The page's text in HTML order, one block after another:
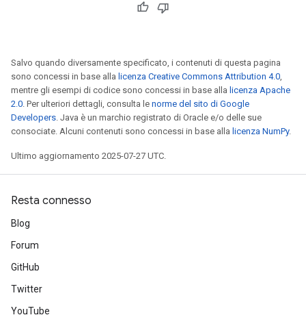
Salvo quando diversamente specificato, i contenuti di questa pagina
sono concessi in base alla licenza Creative Commons Attribution 4.0,
mentre gli esempi di codice sono concessi in base alla licenza Apache
2.0. Per ulteriori dettagli, consulta le norme del sito di Google
Developers. Java è un marchio registrato di Oracle e/o delle sue
consociate. Alcuni contenuti sono concessi in base alla licenza NumPy.
Ultimo aggiornamento 2025-07-27 UTC.
Resta connesso
Blog
Forum
GitHub
Twitter
YouTube